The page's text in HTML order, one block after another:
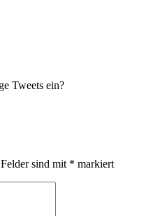
Tweets ein?
sind mit * markiert